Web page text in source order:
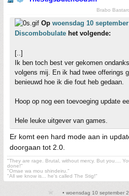
Brabo
Op woensdag 10 september
Discombobulate het volgende:
[..]
Ik ben toch best ver gekomen
volgens mij. En ik had twee offerings
benieuwd hoe ik die fout heb gedaan.
Hoop op nog een toevoeging update
Hele leuke uitgever van games.
Er komt een hard mode aan in
doorgaan tot 2.0.
"They are rage. Brutal, without mercy. But you....
done!"
"Omae wa mou shindeiru."
"All we know is... he's called The Stig!"
• woensdag 10 september